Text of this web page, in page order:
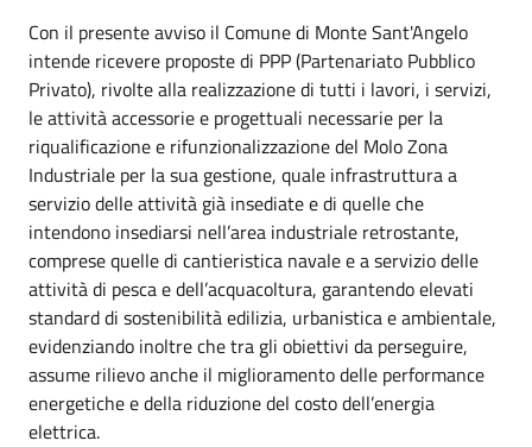
Con il presente avviso il Comune di Monte Sant'Angelo
intende ricevere proposte di PPP (Partenariato Pubblico
Privato), rivolte alla realizzazione di tutti i lavori, i servizi,
le attività accessorie e progettuali necessarie per la
riqualificazione e rifunzionalizzazione del Molo Zona
Industriale per la sua gestione, quale infrastruttura a
servizio delle attività già insediate e di quelle che
intendono insediarsi nell’area industriale retrostante,
comprese quelle di cantieristica navale e a servizio delle
attività di pesca e dell’acquacoltura, garantendo elevati
standard di sostenibilità edilizia, urbanistica e ambientale,
evidenziando inoltre che tra gli obiettivi da perseguire,
assume rilievo anche il miglioramento delle performance
energetiche e della riduzione del costo dell’energia
elettrica.